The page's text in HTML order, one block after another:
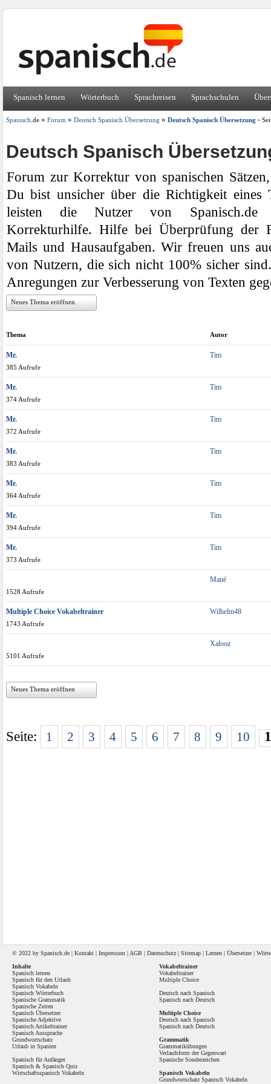
Spanisch lernen Wörterbuch Sprachreisen Sprachschulen
Spanisch .de» Forum» Deutsch Spanisch Übersetzung » Deutsch Spanisch Übersetzung-
Deutsch Spanisch
Forum zur Korrektur von spanischen
Du bist unsicher über die Richtigkeit eines
leisten die Nutzer von Spanisch.de
Korrekturhilfe. Hilfe bei Überprüfung der
Mails und Hausaufgaben. Wir freuen uns
von Nutzern, die sich nicht 100% sicher
Anregungen zur Verbesserung von Texten
Neues Thema eröffnen
Thema Autor
Mr.
385 Aufrufe
Tim
Mr.
374 Aufrufe
Tim
Mr.
372 Aufrufe
Tim
Mr.
383 Aufrufe
Tim
Mr.
364 Aufrufe
Tim
Mr.
394 Aufrufe
Tim
Mr.
373 Aufrufe
Tim
1528 Aufrufe
Mané
Multiple Choice Vokabeltrainer
1743 Aufrufe
Wilhelm48
5101 Aufrufe
Xalooz
Neues Thema eröffnen
Seite: 1 2 3 4 5 6 7 8 9 10
© 2022 by Spanisch .de | Kontakt | Impressum | AGB | Datenschutz | Sitemap | Lernen | Übersetzer|
Inhalte
Spanisch lernen
Spanisch für den Urlaub
Spanisch Vokabeln
Spanisch Wörterbuch
Spanische Grammatik
Spanische Zeiten
Spanisch Übersetzer
Spanische Adjektive
Spanisch Artikeltrainer
Spanisch Aussprache
Grundwortschatz
Urlaub in Spanien
Spanisch für Anfänger
Spanisch & Spanisch Quiz
Wirtschaftsspanisch Vokabeln
Vokabeltrainer
Vokabeltrainer
Multiple Choice
Deutsch nach Spanisch
Spanisch nach Deutsch
Multiple Choice
Deutsch nach Spanisch
Spanisch nach Deutsch
Grammatik
Grammatikübungen
Verlaufsform der Gegenwart
Spanische Sonderzeichen
Spanisch Vokabeln
Grundwortschatz Spanisch Vokabeln